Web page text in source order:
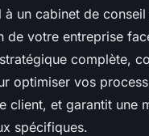
en
à un cabinet de
de votre entreprise
complète,
optimiser vos
client, et garantit
spécifiques.